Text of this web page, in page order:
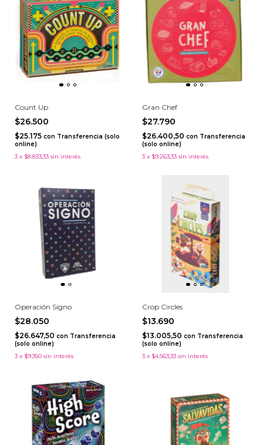
Count Up
$26.500
$25.175 con Transferencia (solo
online)
3 x $8.833,33 sin interés
Gran Chef
$27.790
$26.400,50 con Transferencia
(solo online)
3 x $9.263,33 sin interés
Operación Signo
$28.050
$26.647,50 con Transferencia
(solo online)
3 x $9.350 sin interés
Crop Circles
$13.690
$13.005,50 con Transferencia
(solo online)
3 x $4.563,33 sin interés